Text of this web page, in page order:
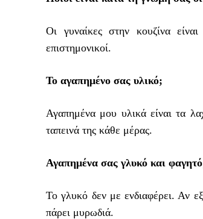
Οι γυναίκες στην κουζίνα
επιστημονικοί.
Το αγαπημένο σας υλικό;
Αγαπημένα μου υλικά είναι τα
ταπεινά της κάθε μέρας.
Αγαπημένα σας γλυκό και
Το γλυκό δεν με ενδιαφέρει. Αν
πάρει μυρωδιά.